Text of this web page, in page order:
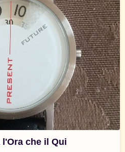
che il Qui